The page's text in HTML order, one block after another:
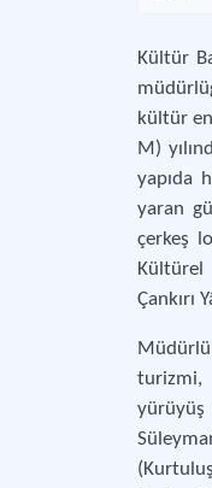
Kültür
kültür
M)
yapıda
yaran
çerkeş
Kültürel
Çankırı
turizmi,
yürüyüş